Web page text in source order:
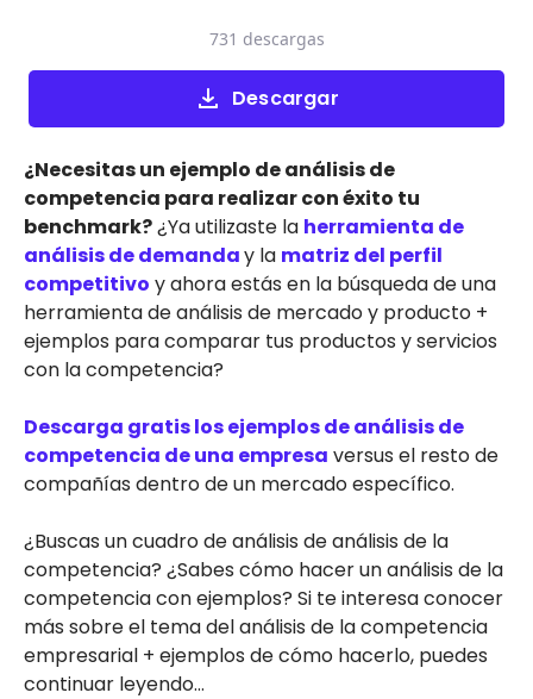
Descargar
731 descargas
¿Necesitas un ejemplo de análisis de
competencia para realizar con éxito tu
benchmark?¿Ya utilizaste la herramienta de
análisis de demanday la matriz del perfil
competitivo y ahora estás en la búsqueda de una
herramienta de análisis de mercado y producto +
ejemplos para comparar tus productos y servicios
con la competencia?
Descarga gratis los ejemplos de análisis de
competencia de una empresa versus el resto de
compañías dentro de un mercado específico.
¿Buscas un cuadro de análisis de análisis de la
competencia? ¿Sabes cómo hacer un análisis de la
competencia con ejemplos? Si te interesa conocer
más sobre el tema del análisis de la competencia
empresarial + ejemplos de cómo hacerlo, puedes
continuar leyendo…